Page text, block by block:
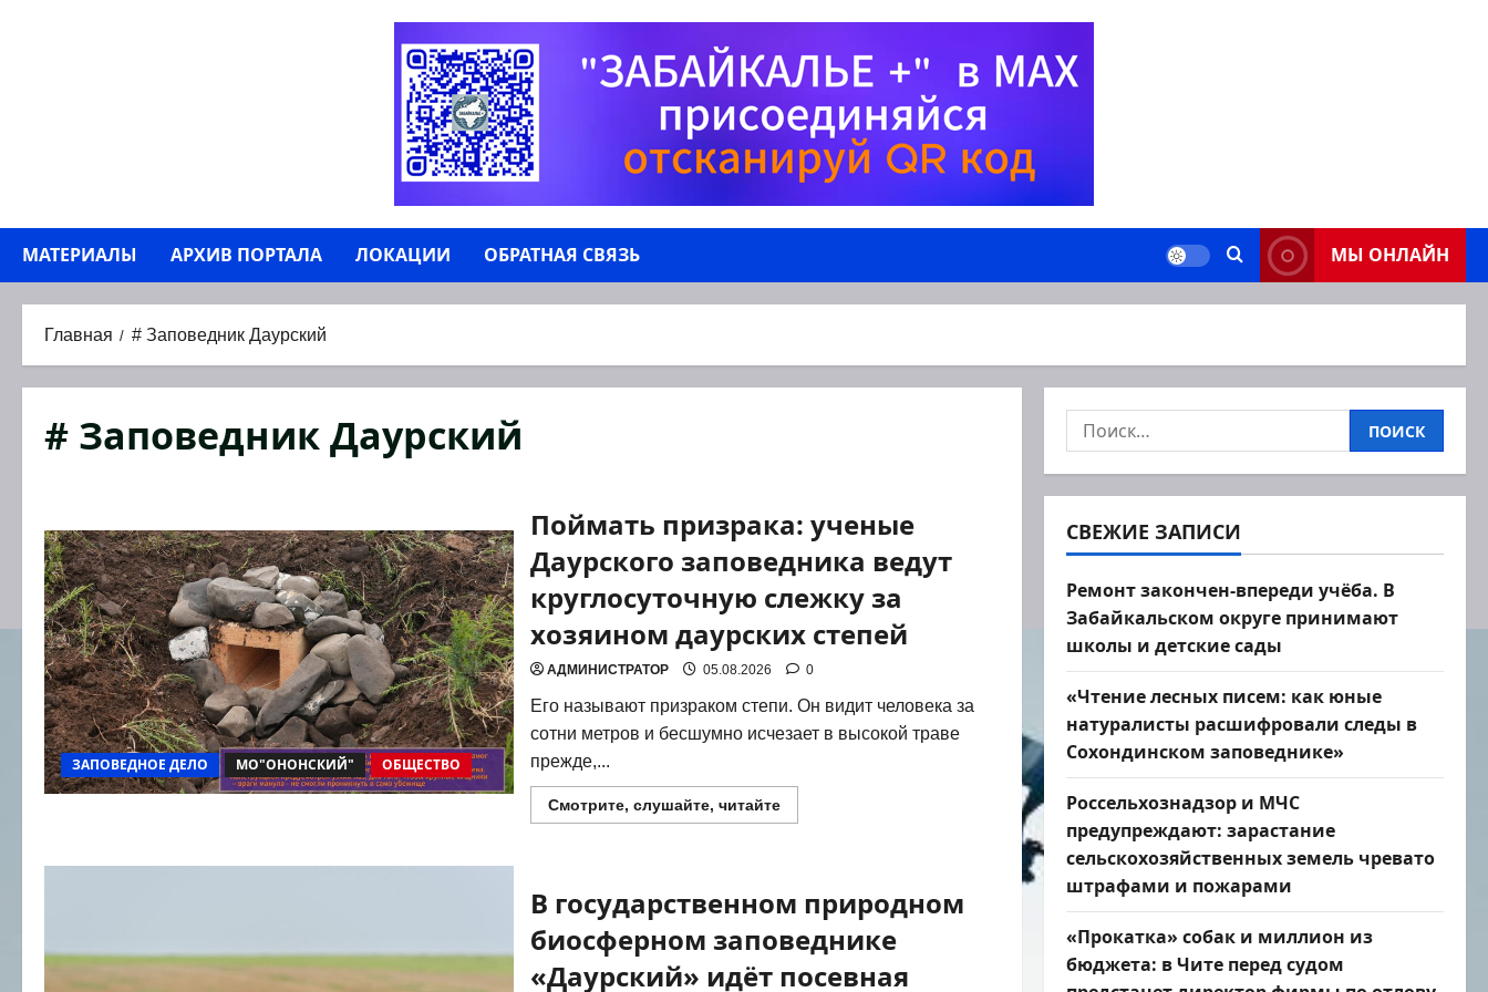
МАТЕРИАЛЫ АРХИВ ПОРТАЛА ЛОКАЦИИ ОБРАТНАЯ СВЯЗЬ МЫ ОНЛАЙН
Главная # Заповедник Даурский
# Заповедник Даурский
ЗАПОВЕДНОЕ ДЕЛО МО"ОНОНСКИЙ" ОБЩЕСТВО
Поймать призрака: ученые
Даурского заповедника ведут
круглосуточную слежку за
хозяином даурских степей
АДМИНИСТРАТОР 05.08.2026 0
Его назы­ва­ют при­зра­ком сте­пи. Он видит чело­ве­ка за
сот­ни мет­ров и бес­шум­но исче­за­ет в высо­кой тра­ве
преж­де,...
Смотрите, слушайте, читайтеПрочитать
больше
Даурского
заповедника
круглосуточную
слежку
за
В государственном природном
биосферном заповеднике
«Даурский» идёт посевная
Найти:
СВЕЖИЕ ЗАПИСИ
Ремонт закончен-впереди учёба. В
Забайкальском округе принимают
школы и детские сады
«Чтение лесных писем: как юные
натуралисты расшифровали следы в
Сохондинском заповеднике»
Россельхознадзор и МЧС
предупреждают: зарастание
сельскохозяйственных земель чревато
штрафами и пожарами
«Прокатка» собак и миллион из
бюджета: в Чите перед судом